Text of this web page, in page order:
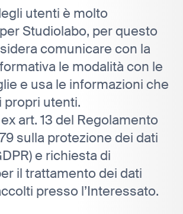
utenti è molto
Studiolabo, per questo
comunicare con la
le modalità con le
e usa le informazioni che
propri utenti.
art. 13 del Regolamento
sulla protezione dei dati
e richiesta di
il trattamento dei dati
presso l’Interessato.